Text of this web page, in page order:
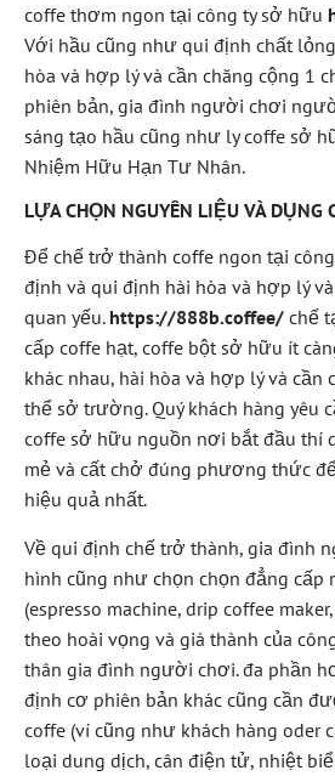
coffe thơm ngon tại công ty sở hữu
Với hầu cũng như qui định chất
hòa và hợp lý và cần chăng cộng 1
phiên bản, gia đình người chơi
sáng tạo hầu cũng như ly coffe sở
Nhiệm Hữu Hạn Tư Nhân.
LỰA CHỌN NGUYÊN LIỆU VÀ DỤNG
Để chế trở thành coffe ngon tại
định và qui định hài hòa và hợp lý
quan yếu. https://888b.coffee/ chế
cấp coffe hạt, coffe bột sở hữu ít
khác nhau, hài hòa và hợp lý và cần
thể sở trường. Quý khách hàng yêu
coffe sở hữu nguồn nơi bắt đầu thí
mẻ và cất chở đúng phương thức
hiệu quả nhất.
Về qui định chế trở thành, gia đình
hình cũng như chọn chọn đẳng cấp
(espresso machine, drip coffee
theo hoài vọng và giá thành của
thân gia đình người chơi. đa phần
định cơ phiên bản khác cũng cần
coffe (ví cũng như khách hàng oder
loại dung dịch, cân điện tử, nhiệt